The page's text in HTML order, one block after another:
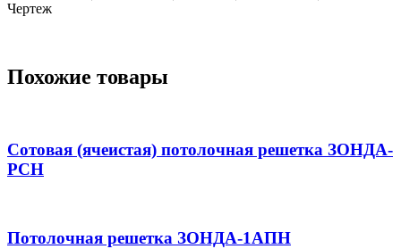
Чертеж
Похожие товары
Сотовая (ячеистая) потолочная решетка ЗОНДА-
РСН
Потолочная решетка ЗОНДА-1АПН